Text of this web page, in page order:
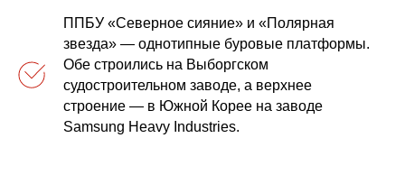
ППБУ «Северное сияние» и «Полярная
звезда» — однотипные буровые платформы.
Обе строились на Выборгском
судостроительном заводе, а верхнее
строение — в Южной Корее на заводе
Samsung Heavy Industries.